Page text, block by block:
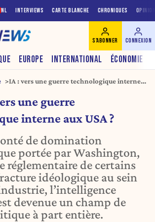
NL INTERVIEWS CARTE BLANCHE CHRONIQUES
EUROPE INTERNATIONAL ÉCONOMIE
S'ABONNER CONNEXION
IA : vers une guerre technologique interne
une guerre
interne aux USA ?
de domination
portée par Washington,
réglementaire de certains
idéologique au sein
l’intelligence
devenue un champ de
à part entière.